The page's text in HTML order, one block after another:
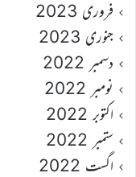
فروری 2023
جنوری 2023
دسمبر 2022
نومبر 2022
اکتوبر 2022
ستمبر 2022
اگست 2022